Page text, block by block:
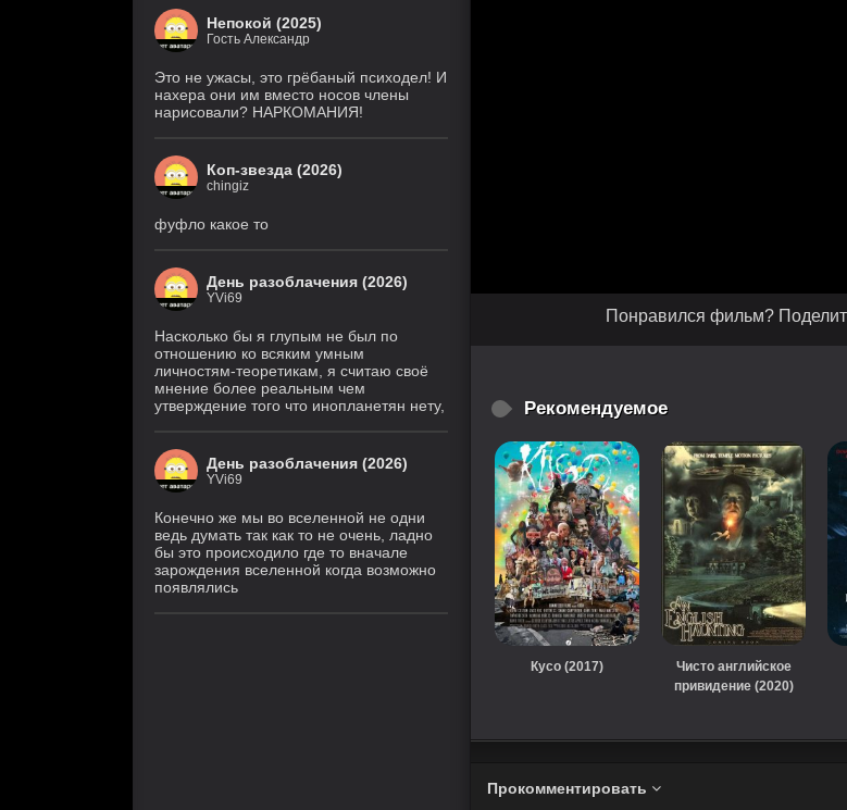
Понравился фильм?
Рекомендуемое
Кусо (2017)
Чисто английское
привидение (2020)
Прокомментировать
Непокой (2025)
Гость Александр
Это не ужасы, это грёбаный психодел! И
нахера они им вместо носов члены
нарисовали? НАРКОМАНИЯ!
Коп-звезда (2026)
chingiz
фуфло какое то
День разоблачения (2026)
YVi69
Насколько бы я глупым не был по
отношению ко всяким умным
личностям-теоретикам, я считаю своё
мнение более реальным чем
утверждение того что инопланетян нету,
День разоблачения (2026)
YVi69
Конечно же мы во вселенной не одни
ведь думать так как то не очень, ладно
бы это происходило где то вначале
зарождения вселенной когда возможно
появлялись